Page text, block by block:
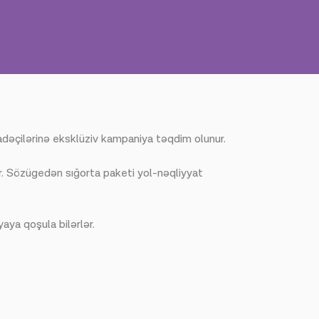
eksklüziv kampaniya təqdim olunur.
Sözügedən sığorta paketi yol-nəqliyyat
qoşula bilərlər.